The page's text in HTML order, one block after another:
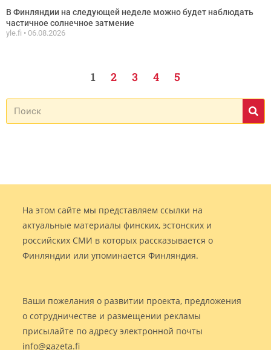
В Финляндии на следующей неделе можно будет наблюдать
частичное солнечное затмение
yle.fi 06.08.2026
1 2 3 4 5
На этом сайте мы представляем ссылки на
актуальные материалы финских, эстонских и
российских СМИ в которых рассказывается о
Финляндии или упоминается Финляндия.
Ваши пожелания о развитии проекта, предложения
о сотрудничестве и размещении рекламы
присылайте по адресу электронной почты
info@gazeta.fi